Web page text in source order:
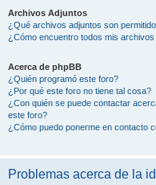
Archivos Adjuntos
¿Qué archivos adjuntos son
¿Cómo encuentro todos mis archivos
Acerca de phpBB
¿Quién programó este foro?
¿Por qué este foro no tiene tal cosa?
¿Con quién se puede contactar
este foro?
¿Cómo puedo ponerme en contacto
Problemas acerca de la